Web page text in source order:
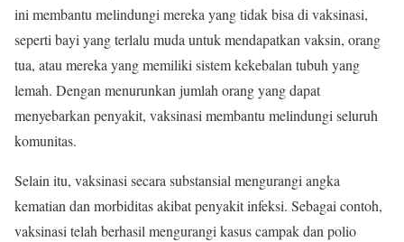
ini membantu melindungi mereka yang tidak bisa di vaksinasi,
seperti bayi yang terlalu muda untuk mendapatkan vaksin, orang
tua, atau mereka yang memiliki sistem kekebalan tubuh yang
lemah. Dengan menurunkan jumlah orang yang dapat
menyebarkan penyakit, vaksinasi membantu melindungi seluruh
komunitas.
Selain itu, vaksinasi secara substansial mengurangi angka
kematian dan morbiditas akibat penyakit infeksi. Sebagai contoh,
vaksinasi telah berhasil mengurangi kasus campak dan polio